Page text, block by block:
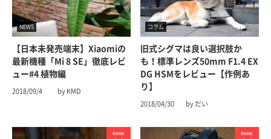
NEWS
【日本未発売端末】Xiaomiの
最新機種「Mi 8 SE」徹底レビ
ュー#4 植物編
2018/09/4 by KMD
コラム
旧式シグマは良い選択肢か
も！標準レンズ50mm F1.4 EX
DG HSMをレビュー【作例あ
り】
2018/04/30 by だい